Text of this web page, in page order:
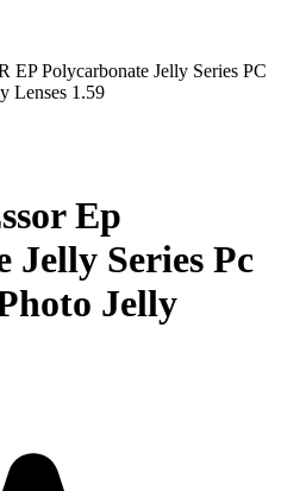
Polycarbonate Jelly Series PC
Lenses 1.59
Ep
Jelly Series Pc
Jelly